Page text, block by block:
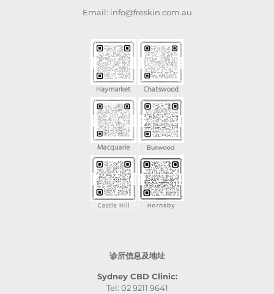
Email: info@freskin.com.au
诊所信息及地址
Sydney CBD Clinic:
Tel: 02 9211 9641